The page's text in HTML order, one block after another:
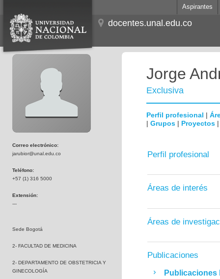
Aspirantes
docentes.unal.edu.co
Correo electrónico:
jarubior@unal.edu.co
Teléfono:
+57 (1) 316 5000
Extensión:
---
Sede Bogotá
2- FACULTAD DE MEDICINA
2- DEPARTAMENTO DE OBSTETRICIA Y
GINECOLOGÍA
Jorge
Exclusiva
Perfil profesional |
| Grupos | Proyectos
Perfil profesional
Áreas de interés
Áreas de
Publicaciones
Publicaciones